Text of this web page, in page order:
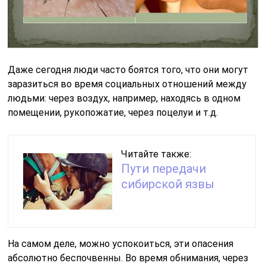
Даже сегодня люди часто боятся того, что они могут
заразиться во время социальных отношений между
людьми: через воздух, например, находясь в одном
помещении, рукопожатие, через поцелуи и т.д.
Читайте также:
Пути передачи
сибирской язвы
На самом деле, можно успокоиться, эти опасения
абсолютно беспочвенны. Во время обнимания, через